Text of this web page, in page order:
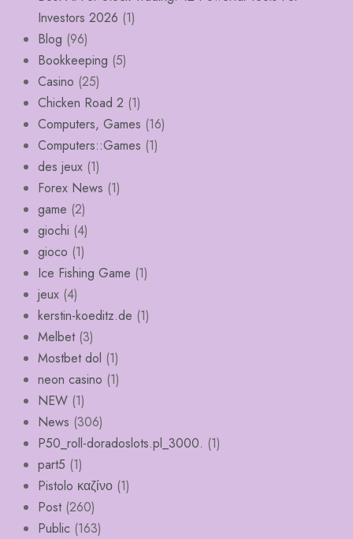
Investors 2026 (1)
Blog (96)
Bookkeeping (5)
Casino (25)
Chicken Road 2 (1)
Computers, Games (16)
Computers::Games (1)
des jeux (1)
Forex News (1)
game (2)
giochi (4)
gioco (1)
Ice Fishing Game (1)
jeux (4)
kerstin-koeditz.de (1)
Melbet(3)
Mostbet dol (1)
neon casino (1)
NEW (1)
News (306)
P50_roll-doradoslots.pl_3000. (1)
part5 (1)
Pistolo καζίνο (1)
Post(260)
Public (163)